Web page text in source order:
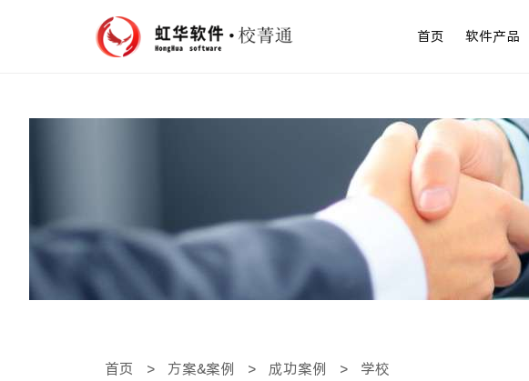
首页 软件产品
首页 > 方案&案例 > 成功案例 > 学校